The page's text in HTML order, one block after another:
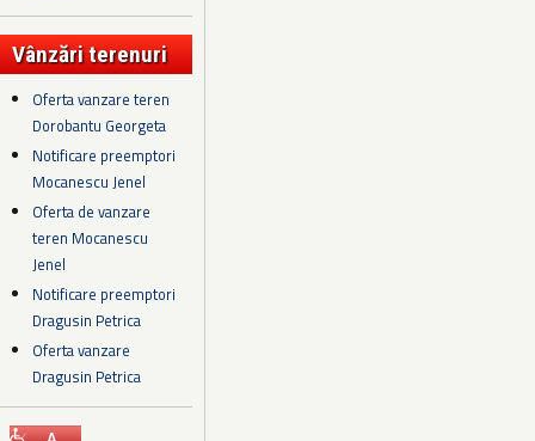
Vânzări terenuri
Oferta vanzare teren
Dorobantu Georgeta
Notificare preemptori
Mocanescu Jenel
Oferta de vanzare
teren Mocanescu
Jenel
Notificare preemptori
Dragusin Petrica
Oferta vanzare
Dragusin Petrica